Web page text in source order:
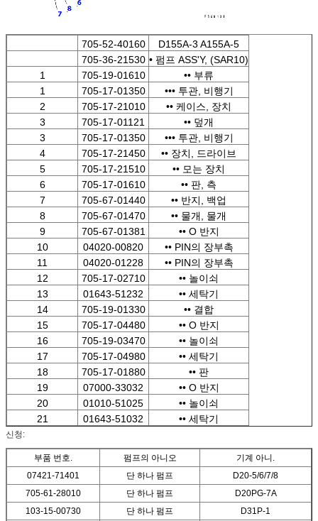
705-52-40160
D155A-3 A155A-5
705-36-21530 • 펌프 ASS'Y, (SAR10)
1
705-19-01610
•• 부류
1
705-17-01350
••• 투관, 비행기
2
705-17-21010
•• 케이스, 장치
3
705-17-01121
•• 덮개
3
705-17-01350
••• 투관, 비행기
4
705-17-21450
•• 장치, 드라이브
5
705-17-21510
•• 모는 장치
6
705-17-01610
•• 판, 측
7
705-67-01440
•• 반지, 백업
8
705-67-01470
•• 물개, 물개
9
705-67-01381
•• O 반지
10
04020-00820
•• PIN의 장부촉
11
04020-01228
•• PIN의 장부촉
12
705-17-02710
•• 놀이쇠
13
01643-51232
•• 세탁기
14
705-19-01330
•• 결합
15
705-17-04480
•• O 반지
16
705-19-03470
•• 놀이쇠
17
705-17-04980
•• 세탁기
18
705-17-01880
•• 판
19
07000-33032
•• O 반지
20
01010-51025
•• 놀이쇠
21
01643-51032 •• 세탁기
신청:
부품 번호. 펌프의 아니오
기계 아니.
07421-71401
단 하나 펌프
D20-5/6/7/8
705-61-28010
단 하나 펌프
D20PG-7A
103-15-00730
단 하나 펌프
D31P-1